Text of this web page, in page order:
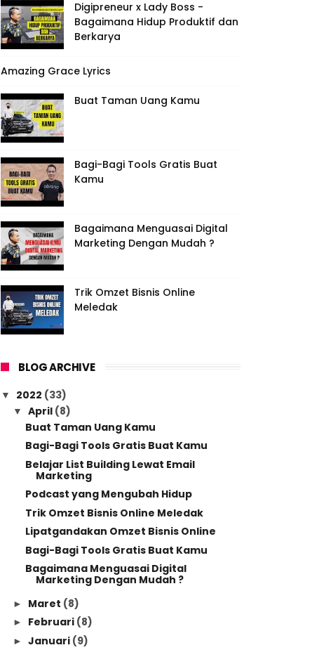
Digipreneur x Lady Boss -
Bagaimana Hidup Produktif dan
Berkarya
Amazing Grace Lyrics
Buat Taman Uang Kamu
Bagi-Bagi Tools Gratis Buat
Kamu
Bagaimana Menguasai Digital
Marketing Dengan Mudah ?
Trik Omzet Bisnis Online
Meledak
BLOG ARCHIVE
▼ 2022 (33)
▼ April (8)
Buat Taman Uang Kamu
Bagi-Bagi Tools Gratis Buat Kamu
Belajar List Building Lewat Email
Marketing
Podcast yang Mengubah Hidup
Trik Omzet Bisnis Online Meledak
Lipatgandakan Omzet Bisnis Online
Bagi-Bagi Tools Gratis Buat Kamu
Bagaimana Menguasai Digital
Marketing Dengan Mudah ?
► Maret (8)
► Februari (8)
► Januari (9)